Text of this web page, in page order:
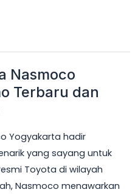
Nasmoco
Terbaru dan
Yogyakarta hadir
yang sayang untuk
Toyota di wilayah
Nasmoco menawarkan